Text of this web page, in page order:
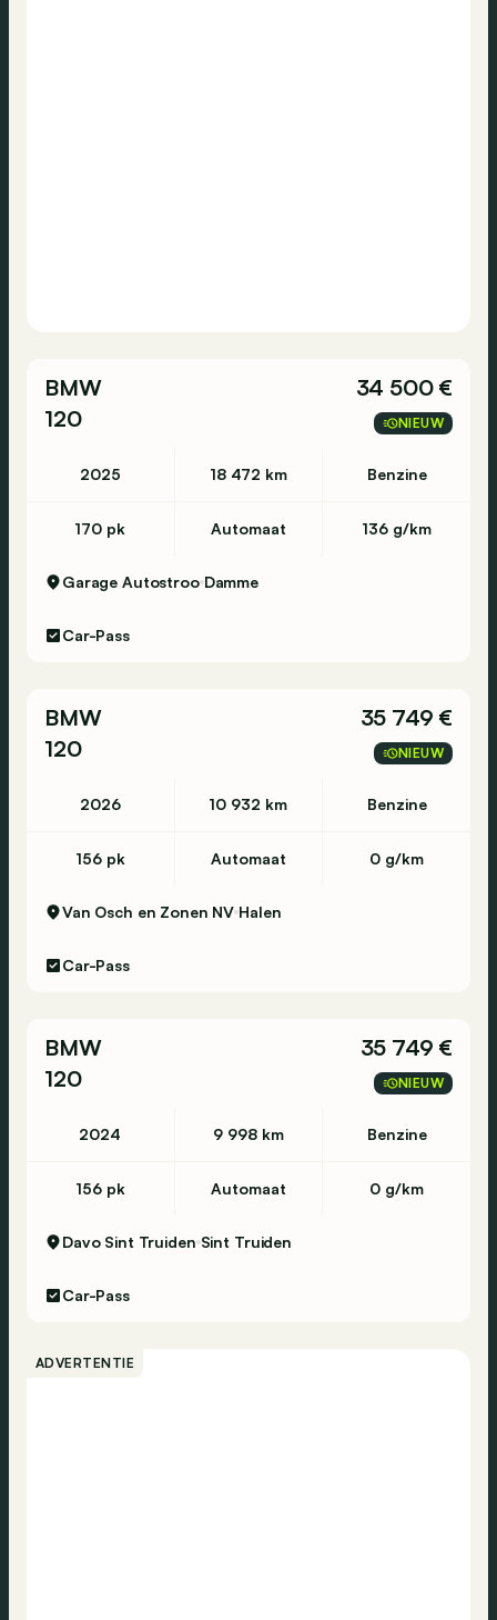
BMW
120
34 500 €
NIEUW
2025 18 472 km Benzine
170 pk Automaat 136 g/km
Garage Autostroo Damme
Car-Pass
BMW
120
35 749 €
NIEUW
2026 10 932 km Benzine
156 pk Automaat 0 g/km
Van Osch en Zonen NV Halen
Car-Pass
BMW
120
35 749 €
NIEUW
2024 9 998 km Benzine
156 pk Automaat 0 g/km
Davo Sint Truiden Sint Truiden
Car-Pass
ADVERTENTIE